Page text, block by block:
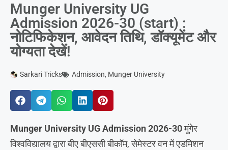
Munger University UG
Admission 2026-30 (start) :
नोटिफिकेशन, आवेदन तिथि, डॉक्यूमेंट और
योग्यता देखें!
Sarkari Tricks Admission, Munger University
Munger University UG Admission 2026-30मुंगेर
विश्वविद्यालय द्वारा बीए बीएससी बीकॉम, सेमेस्टर वन में एडमिशन